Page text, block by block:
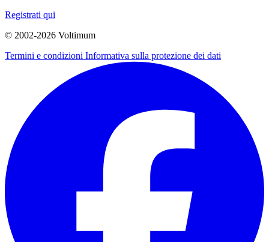
Registrati qui
© 2002-2026 Voltimum
Termini e condizioni Informativa sulla protezione dei dati